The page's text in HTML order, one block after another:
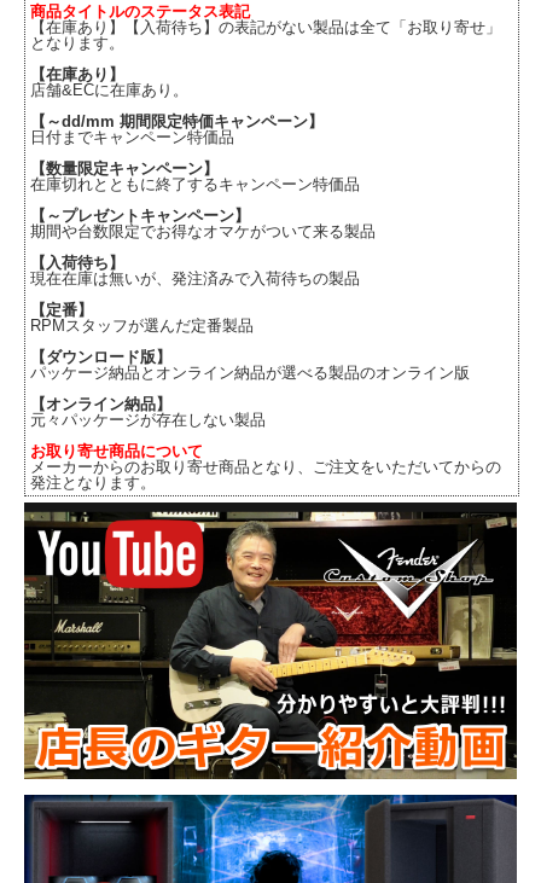
商品タイトルのステータス表記
【在庫あり】【入荷待ち】の表記がない製品は全て「お取り寄せ」
となります。
【在庫あり】
店舗&ECに在庫あり。
【～dd/mm 期間限定特価キャンペーン】
日付までキャンペーン特価品
【数量限定キャンペーン】
在庫切れとともに終了するキャンペーン特価品
【～プレゼントキャンペーン】
期間や台数限定でお得なオマケがついて来る製品
【入荷待ち】
現在在庫は無いが、発注済みで入荷待ちの製品
【定番】
RPMスタッフが選んだ定番製品
【ダウンロード版】
パッケージ納品とオンライン納品が選べる製品のオンライン版
【オンライン納品】
元々パッケージが存在しない製品
お取り寄せ商品について
メーカーからのお取り寄せ商品となり、ご注文をいただいてからの
発注となります。